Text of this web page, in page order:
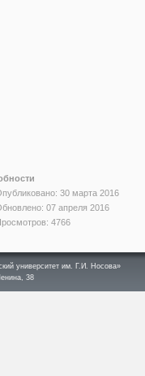
30 марта 2016
07 апреля 2016
4766
университет им. Г.И. Носова»
38